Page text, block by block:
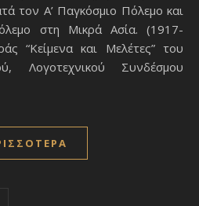
τον Α’ Παγκόσμιο Πόλεμο και
στη Μικρά Ασία. (1917-
“Κείμενα και Μελέτες” του
Λογοτεχνικού Συνδέσμου